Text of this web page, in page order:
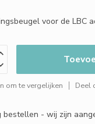
voor de LBC
om te vergelijken Deel
bestellen - wij zijn